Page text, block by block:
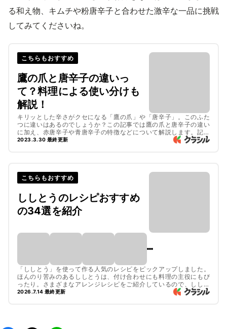
る和え物、キムチや粉唐辛子と合わせた激辛な一品に挑戦
してみてくださいね。
こちらもおすすめ
鷹の爪と唐辛子の違いっ
て？料理による使い分けも
解説！
キリッとした辛さがクセになる「鷹の爪」や「唐辛子」。このふた
つに違いはあるのでしょうか？この記事では鷹の爪と唐辛子の違い
に加え、赤唐辛子や青唐辛子の特徴などについて解説します。記事
後半のハラペーニョの冷製トマトパスタやキャベツのペペロン風炒
2023.3.30 最終更新
こちらもおすすめ
ししとうのレシピおすすめ
の34選を紹介
「ししとう」を使って作る人気のレシピをピックアップしました。
ほんのり苦みのあるししとうは、付け合わせにも料理の主役にもぴ
ったり。さまざまなアレンジレシピをご紹介しているので、ししと
うのおいしさを楽しんでくださいね。
2026.7.14 最終更新